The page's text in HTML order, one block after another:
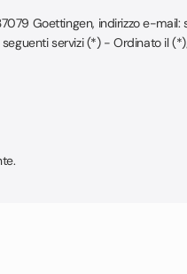
Goettingen, indirizzo e-
servizi (*) - Ordinato il